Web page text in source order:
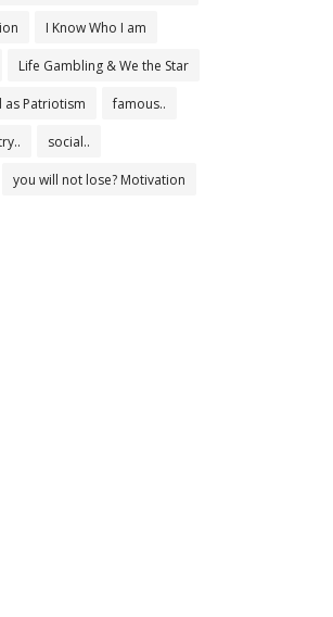
I Know Who I am
Life Gambling & We the Star
Patriotism famous..
social..
you will not lose? Motivation